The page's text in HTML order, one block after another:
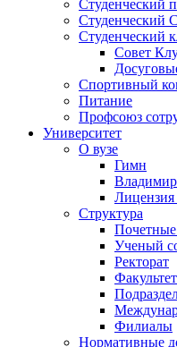
Студенческий
Студенческий
Студенческий
Совет
Спортивный
Питание
Профсоюз
Университет
О вузе
Гимн
Лицензия
Структура
Почетные
Ученый
Ректорат
Филиалы
Нормативные